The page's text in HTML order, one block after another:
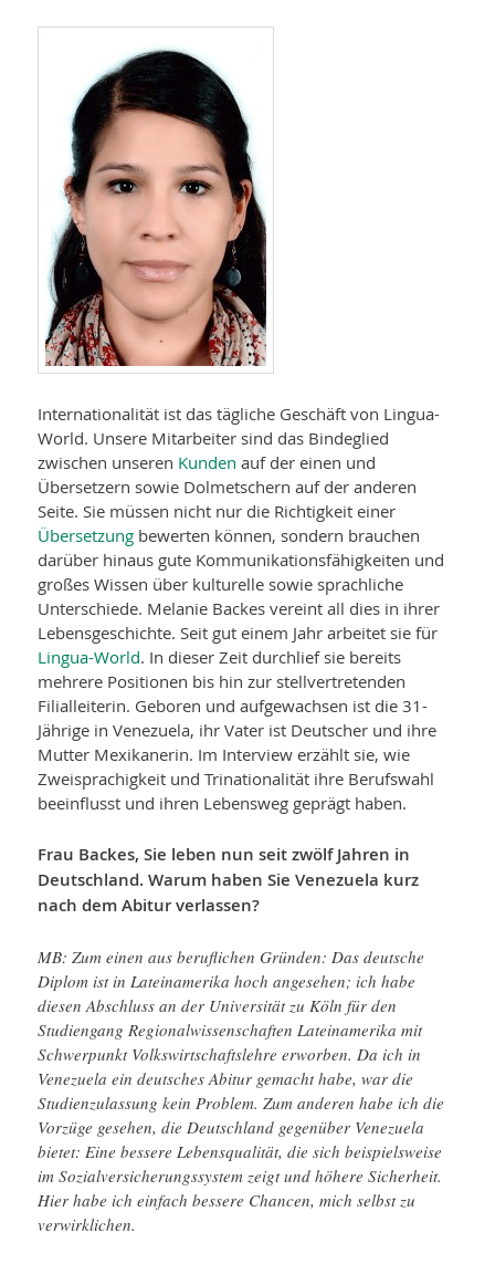
Internationalität ist das tägliche Geschäft von Lingua-
World. Unsere Mitarbeiter sind das Bindeglied
zwischen unseren Kunden auf der einen und
Übersetzern sowie Dolmetschern auf der anderen
Seite. Sie müssen nicht nur die Richtigkeit einer
Übersetzung bewerten können, sondern brauchen
darüber hinaus gute Kommunikationsfähigkeiten und
großes Wissen über kulturelle sowie sprachliche
Unterschiede. Melanie Backes vereint all dies in ihrer
Lebensgeschichte. Seit gut einem Jahr arbeitet sie für
Lingua-World. In dieser Zeit durchlief sie bereits
mehrere Positionen bis hin zur stellvertretenden
Filialleiterin. Geboren und aufgewachsen ist die 31-
Jährige in Venezuela, ihr Vater ist Deutscher und ihre
Mutter Mexikanerin. Im Interview erzählt sie, wie
Zweisprachigkeit und Trinationalität ihre Berufswahl
beeinflusst und ihren Lebensweg geprägt haben.
Frau Backes, Sie leben nun seit zwölf Jahren in
Deutschland. Warum haben Sie Venezuela kurz
nach dem Abitur verlassen?
MB: Zum einen aus beruflichen Gründen: Das deutsche
Diplom ist in Lateinamerika hoch angesehen; ich habe
diesen Abschluss an der Universität zu Köln für den
Studiengang Regionalwissenschaften Lateinamerika mit
Schwerpunkt Volkswirtschaftslehre erworben. Da ich in
Venezuela ein deutsches Abitur gemacht habe, war die
Studienzulassung kein Problem. Zum anderen habe ich die
Vorzüge gesehen, die Deutschland gegenüber Venezuela
bietet: Eine bessere Lebensqualität, die sich beispielsweise
im Sozialversicherungssystem zeigt und höhere Sicherheit.
Hier habe ich einfach bessere Chancen, mich selbst zu
verwirklichen.